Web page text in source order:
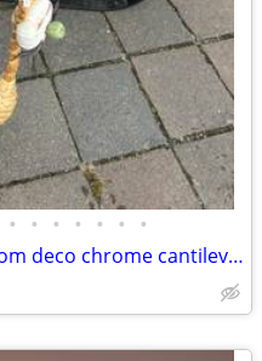
• • • • • • •
30's Kem Weber for Lloyd Loom deco chrome cantilever lounge chair A441